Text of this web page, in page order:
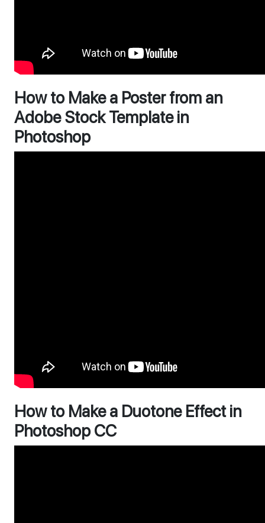
How to Make a Poster from an
Adobe Stock Template in
Photoshop
How to Make a Duotone Effect in
Photoshop CC